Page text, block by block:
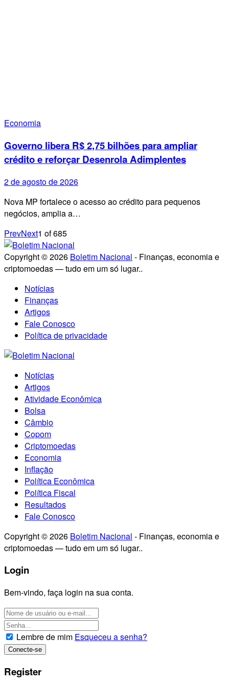
Economia
Governo libera R$ 2,75 bilhões para ampliar
crédito e reforçar Desenrola Adimplentes
2 de agosto de 2026
Nova MP fortalece o acesso ao crédito para pequenos
negócios, amplia a…
PrevNext1 of685
Copyright © 2026 Boletim Nacional - Finanças, economia e
criptomoedas — tudo em um só lugar..
Notícias
Finanças
Artigos
Fale Conosco
Política de privacidade
Notícias
Artigos
Atividade Econômica
Bolsa
Câmbio
Copom
Criptomoedas
Economia
Inflação
Política Econômica
Política Fiscal
Resultados
Fale Conosco
Copyright © 2026 Boletim Nacional - Finanças, economia e
criptomoedas — tudo em um só lugar..
Login
Bem-vindo, faça login na sua conta.
Lembre de mim Esqueceu a senha?
Register